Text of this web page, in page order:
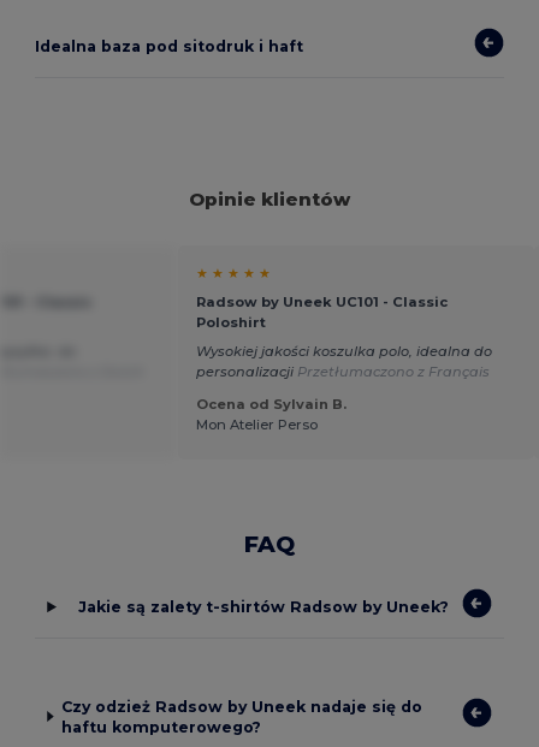
Idealna baza pod sitodruk i haft
Opinie klientów
★ ★ ★ ★ ★
Radsow by Uneek UC101 - Classic
Poloshirt
Wysokiej jakości koszulka polo, idealna do
personalizacji Przetłumaczono z Français
Ocena od Sylvain B.
Mon Atelier Perso
FAQ
Jakie są zalety t-shirtów Radsow by Uneek?
Czy odzież Radsow by Uneek nadaje się do
haftu komputerowego?